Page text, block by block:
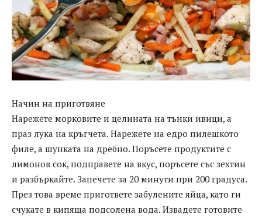
Начин на приготвянe
Нарежете морковите и целината на тънки ивици, а
праз лука на кръгчета. Нарежете на едро пилешкото
филе, а шунката на дребно. Поръсете продуктите с
лимонов сок, подправете на вкус, поръсете със зехтин
и разбъркайте. Запечете за 20 минути при 200 градуса.
През това време пригответе забулените яйца, като ги
счукате в кипяща подсолена вода. Извадете готовите